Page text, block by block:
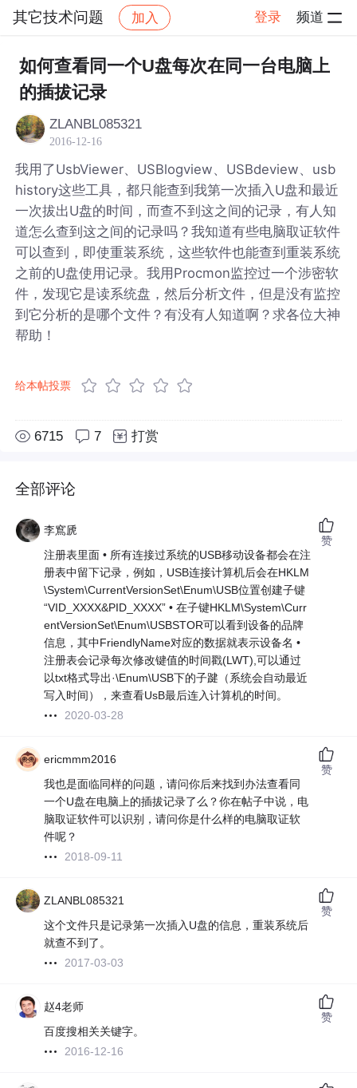
其它技术问题 加入 登录 频道
社区 其它技术问题 帖子详情
如何查看同一个U盘每次在同一台电脑上
的插拔记录
ZLANBL085321
2016-12-16
我用了UsbViewer、USBlogview、USBdeview、usb
history这些工具，都只能查到我第一次插入U盘和最近
一次拔出U盘的时间，而查不到这之间的记录，有人知
道怎么查到这之间的记录吗？我知道有些电脑取证软件
可以查到，即使重装系统，这些软件也能查到重装系统
之前的U盘使用记录。我用Procmon监控过一个涉密软
件，发现它是读系统盘，然后分析文件，但是没有监控
到它分析的是哪个文件？有没有人知道啊？求各位大神
帮助！
给本帖投票
6715 7 打赏
全部评论
李窵虒
注册表里面 • 所有连接过系统的USB移动设备都会在注
册表中留下记录，例如，USB连接计算机后会在HKLM
\System\CurrentVersionSet\Enum\USB位置创建子键
“VID_XXXX&PID_XXXX” • 在子键HKLM\System\Curr
entVersionSet\Enum\USBSTOR可以看到设备的品牌
信息，其中FriendlyName对应的数据就表示设备名 •
注册表会记录每次修改键值的时间戳(LWT),可以通过
以txt格式导出·\Enum\USB下的子踺（系统会自动最近
写入时间），来查看UsB最后连入计算机的时间。
2020-03-28
赞
ericmmm2016
我也是面临同样的问题，请问你后来找到办法查看同
一个U盘在电脑上的插拔记录了么？你在帖子中说，电
脑取证软件可以识别，请问你是什么样的电脑取证软
件呢？
2018-09-11
赞
ZLANBL085321
这个文件只是记录第一次插入U盘的信息，重装系统后
就查不到了。
2017-03-03
赞
赵4老师
百度搜相关关键字。
2016-12-16
赞